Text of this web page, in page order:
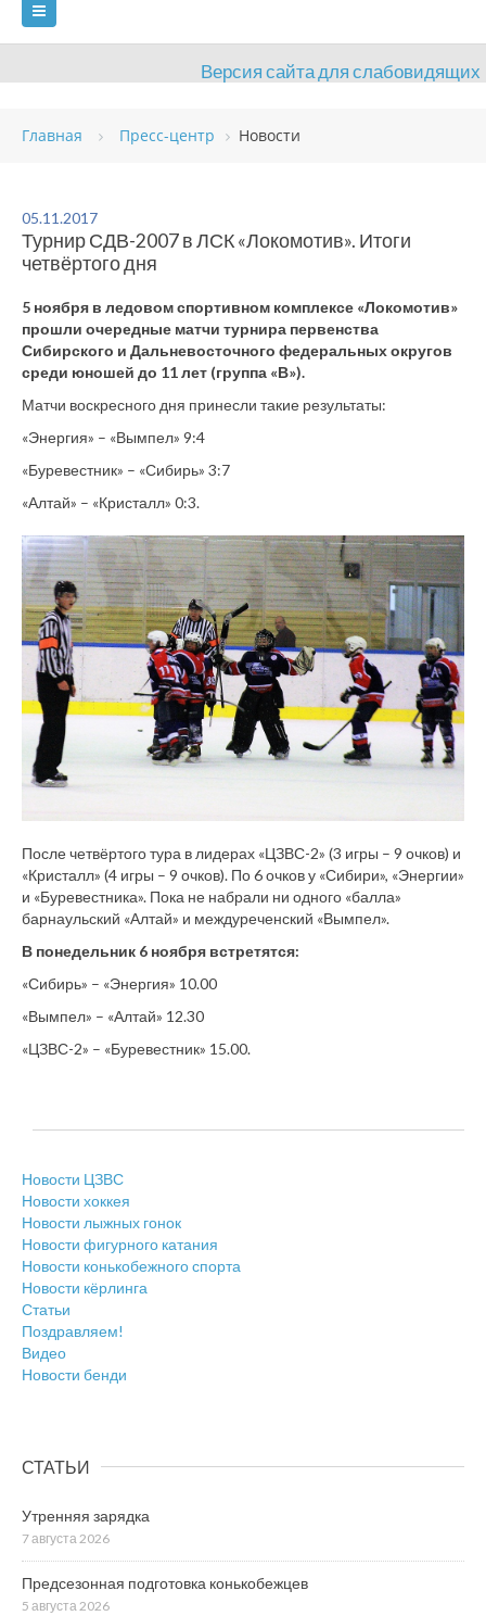
Версия сайта для слабовидящих
ГЛАВНАЯ
ВИДЫ СПОРТА
ОБЪЕКТЫ ДОКУМЕНТЫ
ОЦЕНКА КАЧЕСТВА ОБРАЗОВАНИЯ ВАКАНСИИ
ПЛАТНЫЕ УСЛУГИ КОНТАКТЫ
Главная Пресс-центр Новости
05.11.2017
Турнир СДВ-2007 в ЛСК «Локомотив». Итоги
четвёртого дня
5 ноября в ледовом спортивном комплексе «Локомотив»
прошли очередные матчи турнира первенства
Сибирского и Дальневосточного федеральных округов
среди юношей до 11 лет (группа «В»).
Матчи воскресного дня принесли такие результаты:
«Энергия» – «Вымпел» 9:4
«Буревестник» – «Сибирь» 3:7
«Алтай» – «Кристалл» 0:3.
После четвёртого тура в лидерах «ЦЗВС-2» (3 игры – 9 очков) и
«Кристалл» (4 игры – 9 очков). По 6 очков у «Сибири», «Энергии»
и «Буревестника». Пока не набрали ни одного «балла»
барнаульский «Алтай» и междуреченский «Вымпел».
В понедельник 6 ноября встретятся:
«Сибирь» – «Энергия» 10.00
«Вымпел» – «Алтай» 12.30
«ЦЗВС-2» – «Буревестник» 15.00.
Новости ЦЗВС
Новости хоккея
Новости лыжных гонок
Новости фигурного катания
Новости конькобежного спорта
Новости кёрлинга
Статьи
Поздравляем!
Видео
Новости бенди
СТАТЬИ
Утренняя зарядка
7 августа 2026
Предсезонная подготовка конькобежцев
5 августа 2026